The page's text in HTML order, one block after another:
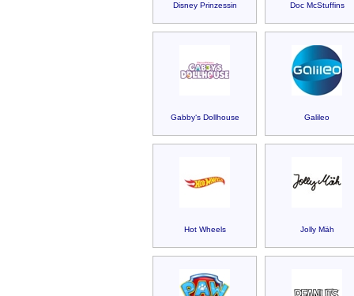
Disney Prinzessin Doc McStuffins
Gabby‘s Dollhouse Galileo
Hot Wheels Jolly Mäh